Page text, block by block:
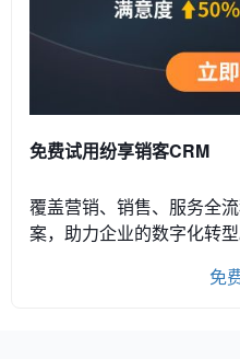
免费试用纷享销客CRM
覆盖营销、销售、服务全
案，助力企业的数字化转型
免